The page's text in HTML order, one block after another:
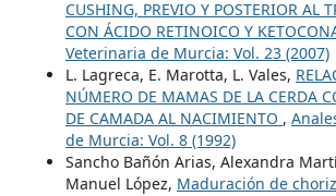
CUSHING, PREVIO Y POSTERIOR AL
CON ÁCIDO RETINOICO Y
Veterinaria de Murcia: Vol. 23 (2007)
L. Lagreca, E. Marotta, L. Vales,
NÚMERO DE MAMAS DE LA CERDA
DE CAMADA AL NACIMIENTO ,
de Murcia: Vol. 8 (1992)
Sancho Bañón Arias, Alexandra
Manuel López, Maduración de